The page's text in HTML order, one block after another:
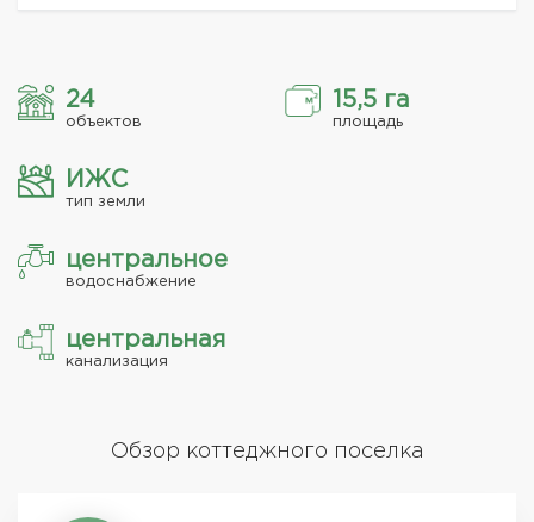
24
объектов
15,5 га
площадь
ИЖС
тип земли
центральное
водоснабжение
центральная
канализация
Обзор коттеджного поселка